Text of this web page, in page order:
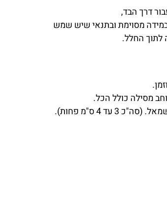
דרך הבד,
מסוימת ובתנאי שיש שמש
לתוך החלל.